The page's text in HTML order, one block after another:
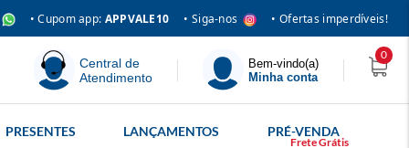
• Cupom app: APPVALE10 • Siga-nos • Ofertas imperdíveis!
Central de
Atendimento
Bem-vindo(a)
Minha conta
0
PRESENTES LANÇAMENTOS PRÉ-VENDA